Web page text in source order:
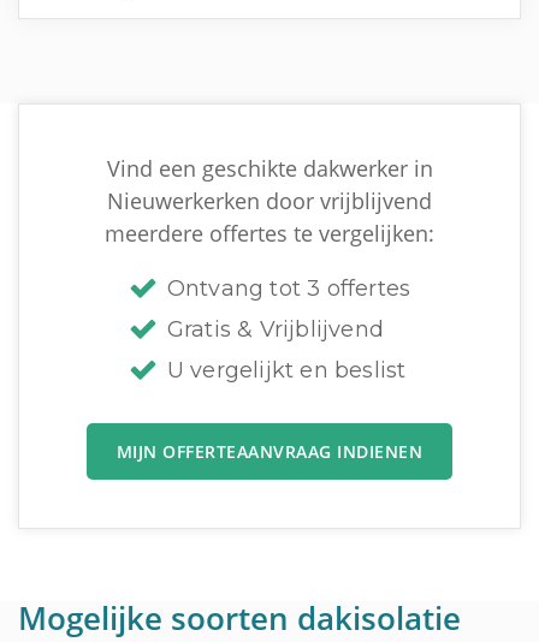
Vind een geschikte dakwerker in
Nieuwerkerken door vrijblijvend
meerdere offertes te vergelijken:
Ontvang tot 3 offertes
Gratis & Vrijblijvend
U vergelijkt en beslist
MIJN OFFERTEAANVRAAG INDIENEN
Mogelijke soorten dakisolatie